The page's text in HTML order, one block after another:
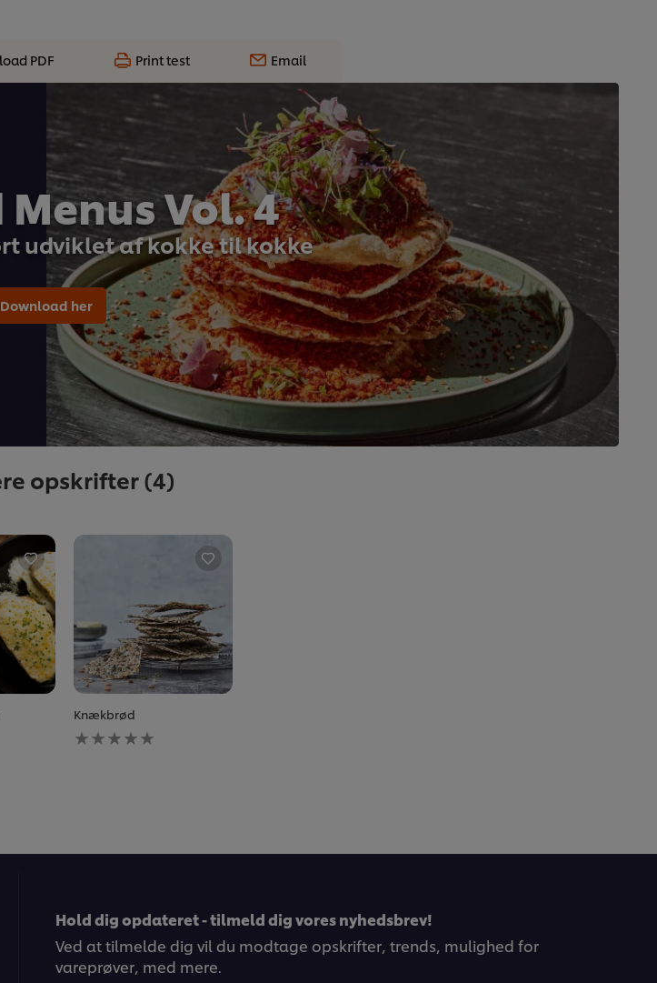
PDF Print test Email
Menus Vol. 4
udviklet af kokke til kokke
Download her
opskrifter(4)
Knækbrød
Ingen
bedømmelser
Hold dig opdateret - tilmeld dig vores nyhedsbrev!
Ved at tilmelde dig vil du modtage opskrifter, trends, mulighed for
vareprøver, med mere.